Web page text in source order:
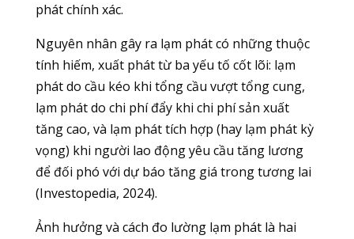
phát chính xác.
Nguyên nhân gây ra lạm phát có những thuộc
tính hiếm, xuất phát từ ba yếu tố cốt lõi: lạm
phát do cầu kéo khi tổng cầu vượt tổng cung,
lạm phát do chi phí đẩy khi chi phí sản xuất
tăng cao, và lạm phát tích hợp (hay lạm phát kỳ
vọng) khi người lao động yêu cầu tăng lương
để đối phó với dự báo tăng giá trong tương lai
(Investopedia, 2024).
Ảnh hưởng và cách đo lường lạm phát là hai